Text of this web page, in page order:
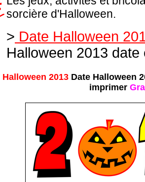
sorcière d'Halloween.
> Date Halloween
Halloween 2013 date
2013 Date Halloween
imprimer